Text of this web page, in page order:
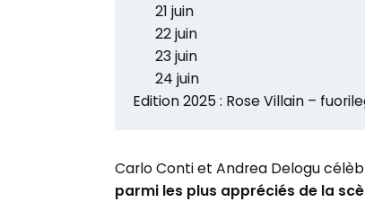
21 juin
22 juin
23 juin
24 juin
Edition 2025 : Rose Villain –
Carlo Conti et Andrea Delogu
parmi les plus appréciés de la